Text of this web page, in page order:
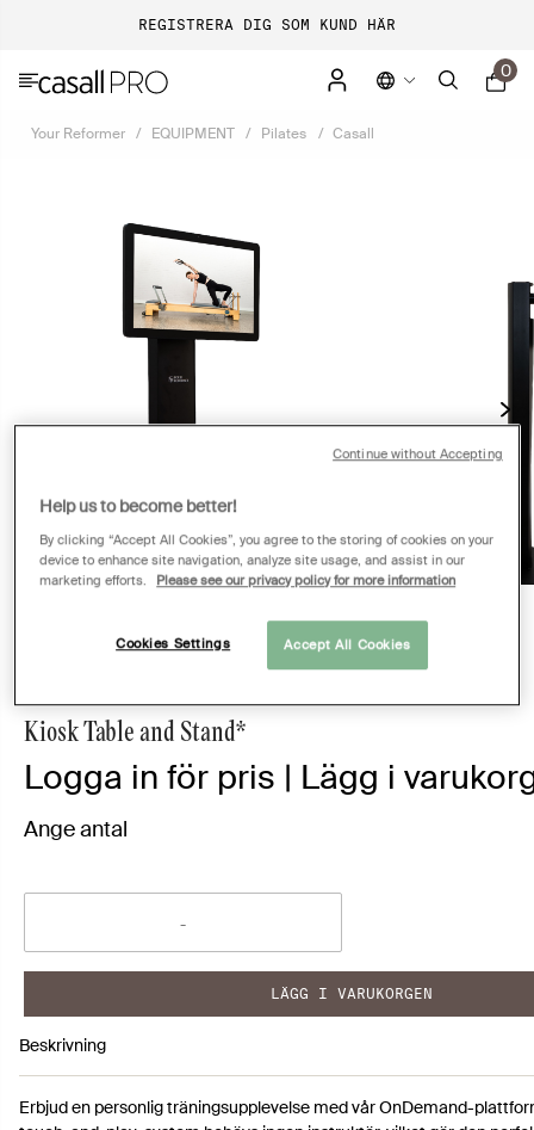
REGISTRERA DIG SOM KUND HÄR
0
Your Reformer EQUIPMENT Pilates Casall
Kiosk Table and Stand*
Logga in för pris | Lägg i
Ange antal
LÄGG I VARUKORGEN
Beskrivning
Erbjud en personlig träningsupplevelse med vår OnDemand-
Help us to become better!
By clicking “Accept All Cookies”, you agree to the storing of cookies on your
device to enhance site navigation, analyze site usage, and assist in our
marketing efforts.
Please see our privacy policy for more information
Cookies Settings Accept All Cookies
Continue without Accepting